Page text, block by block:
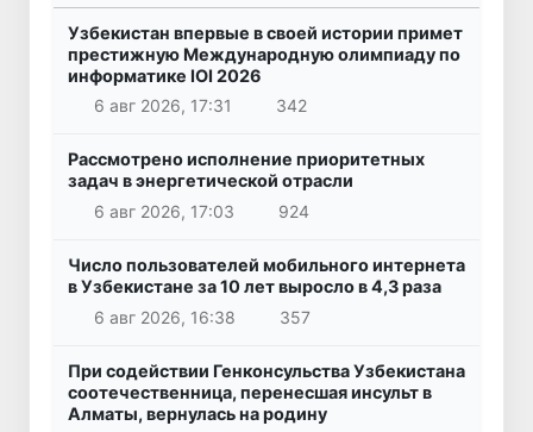
Узбекистан впервые в своей истории примет
престижную Международную олимпиаду по
информатике IOI 2026
6 авг 2026, 17:31
342
Рассмотрено исполнение приоритетных
задач в энергетической отрасли
6 авг 2026, 17:03
924
Число пользователей мобильного интернета
в Узбекистане за 10 лет выросло в 4,3 раза
6 авг 2026, 16:38
357
При содействии Генконсульства Узбекистана
соотечественница, перенесшая инсульт в
Алматы, вернулась на родину